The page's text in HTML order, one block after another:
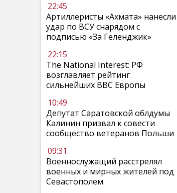
22:45
Артиллеристы «Ахмата» нанесли
удар по ВСУ снарядом с
подписью «За Геленджик»
22:15
The National Interest: РФ
возглавляет рейтинг
сильнейших ВВС Европы
10:49
Депутат Саратовской облдумы
Калинин призвал к совести
сообщество ветеранов Польши
09:31
Военнослужащий расстрелял
военных и мирных жителей под
Севастополем